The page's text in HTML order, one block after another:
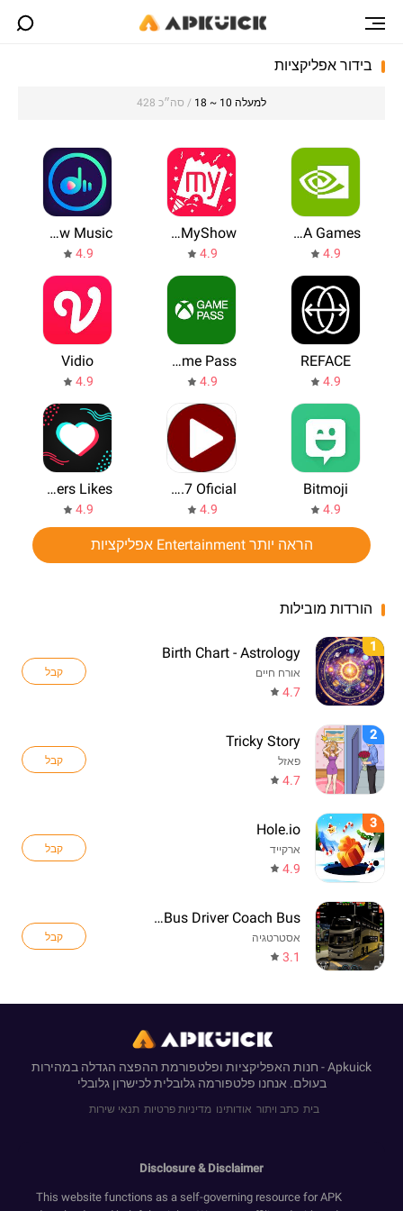
בידור אפליקציות
למעלה 10 ~ 18 / סה״כ 428
NVIDIA Games
4.9
BookMyShow
4.9
Glow Music
4.9
REFACE
4.9
Xbox Game Pass
4.9
Vidio
4.9
Bitmoji
4.9
SuaTela V2 3.7 Oficial
4.9
FanTik - Real Followers Likes
4.9
הראה יותר Entertainment אפליקציות
הורדות מובילות
1
Birth Chart - Astrology
אורח חיים
4.7
קבל
2
Tricky Story
פאזל
4.7
קבל
3
Hole.io
ארקייד
4.9
קבל
Real Bus Driver Coach Bus
אסטרטגיה
3.1
קבל
Apkuick - חנות האפליקציות ופלטפורמת ההפצה הגדלה במהירות
בעולם. אנחנו פלטפורמה גלובלית לכישרון גלובלי
בית כתב ויתור אודותינו מדיניות פרטיות תנאי שירות
Disclosure & Disclaimer
This website functions as a self-governing resource for APK